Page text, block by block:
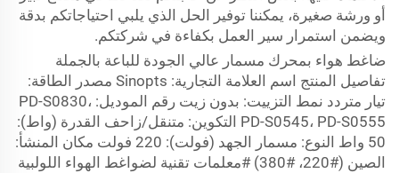
أو ورشة صغيرة، يمكننا توفير الحل الذي يلبي احتياجاتكم بدقة
ويضمن استمرار سير العمل بكفاءة في شركتكم.
ضاغط هواء بمحرك مسمار عالي الجودة للباعة بالجملة
تفاصيل المنتج اسم العلامة التجارية: Sinopts مصدر الطاقة:
تيار متردد نمط التزييت: بدون زيت رقم الموديل: PD-S0830،
PD-S0545، PD-S0555 التكوين: متنقل/زاحف القدرة (واط):
50 واط النوع: مسمار الجهد (فولت): 220 فولت مكان المنشأ:
الصين (#220، #380) #معلمات تقنية لضواغط الهواء اللولبية